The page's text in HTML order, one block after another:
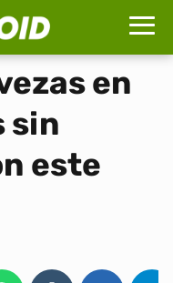
en
sin
este